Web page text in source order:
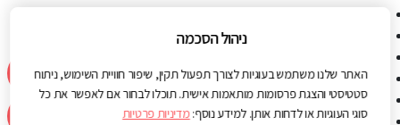
הגדל טקסט
ניגודיות גבוהה
ניגודיות הפוכה
רקע בהיר
ניהול הסכמה
האתר שלנו משתמש בעוגיות לצורך תפעול תקין, שיפור חוויית השימוש, ניתוח
סטטיסטי והצגת פרסומות מותאמות אישית. תוכלו לבחור אם לאפשר את כל
סוגי העוגיות או לדחות אותן. למידע נוסף:מדיניות פרטיות